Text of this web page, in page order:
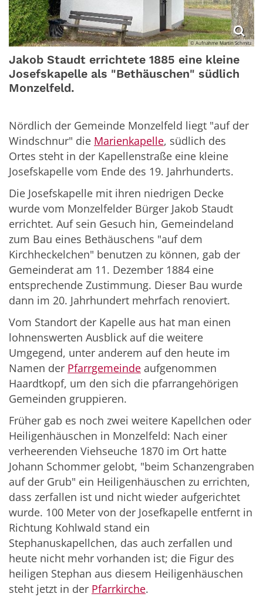
© Aufnahme Martin Schmitz
Jakob Staudt errichtete 1885 eine kleine
Josefskapelle als "Bethäuschen" südlich
Monzelfeld.
Nördlich der Gemeinde Monzelfeld liegt "auf der
Windschnur" die Marienkapelle, südlich des
Ortes steht in der Kapellenstraße eine kleine
Josefskapelle vom Ende des 19. Jahrhunderts.
Die Josefskapelle mit ihren niedrigen Decke
wurde vom Monzelfelder Bürger Jakob Staudt
errichtet. Auf sein Gesuch hin, Gemeindeland
zum Bau eines Bethäuschens "auf dem
Kirchheckelchen" benutzen zu können, gab der
Gemeinderat am 11. Dezember 1884 eine
entsprechende Zustimmung. Dieser Bau wurde
dann im 20. Jahrhundert mehrfach renoviert.
Vom Standort der Kapelle aus hat man einen
lohnenswerten Ausblick auf die weitere
Umgegend, unter anderem auf den heute im
Namen der Pfarrgemeinde aufgenommen
Haardtkopf, um den sich die pfarrangehörigen
Gemeinden gruppieren.
Früher gab es noch zwei weitere Kapellchen oder
Heiligenhäuschen in Monzelfeld: Nach einer
verheerenden Viehseuche 1870 im Ort hatte
Johann Schommer gelobt, "beim Schanzengraben
auf der Grub" ein Heiligenhäuschen zu errichten,
dass zerfallen ist und nicht wieder aufgerichtet
wurde. 100 Meter von der Josefkapelle entfernt in
Richtung Kohlwald stand ein
Stephanuskapellchen, das auch zerfallen und
heute nicht mehr vorhanden ist; die Figur des
heiligen Stephan aus diesem Heiligenhäuschen
steht jetzt in der Pfarrkirche.